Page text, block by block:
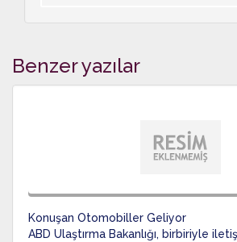
Benzer yazılar
Konuşan Otomobiller Geliyor
ABD Ulaştırma Bakanlığı, birbiriyle